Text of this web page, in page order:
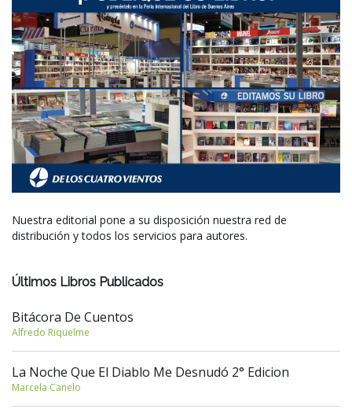
Nuestra editorial pone a su disposición nuestra red de
distribución y todos los servicios para autores.
Últimos Libros Publicados
Bitácora De Cuentos
Alfredo Riquelme
La Noche Que El Diablo Me Desnudó 2° Edicion
Marcela Canelo